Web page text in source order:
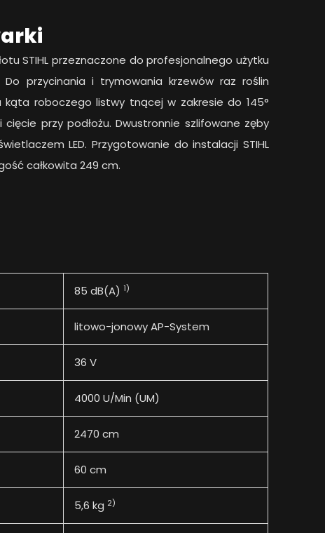
STIHL przeznaczone do profesjonalnego użytku
przycinania i trymowania krzewów raz roślin
kąta roboczego listwy tnącej w zakresie do 145°
przy podłożu. Dwustronnie szlifowane zęby
LED. Przygotowanie do instalacji STIHL
całkowita 249 cm.
85 dB(A) 1)
litowo-jonowy AP-System
36 V
4000 U/Min (UM)
2470 cm
60 cm
5,6 kg 2)